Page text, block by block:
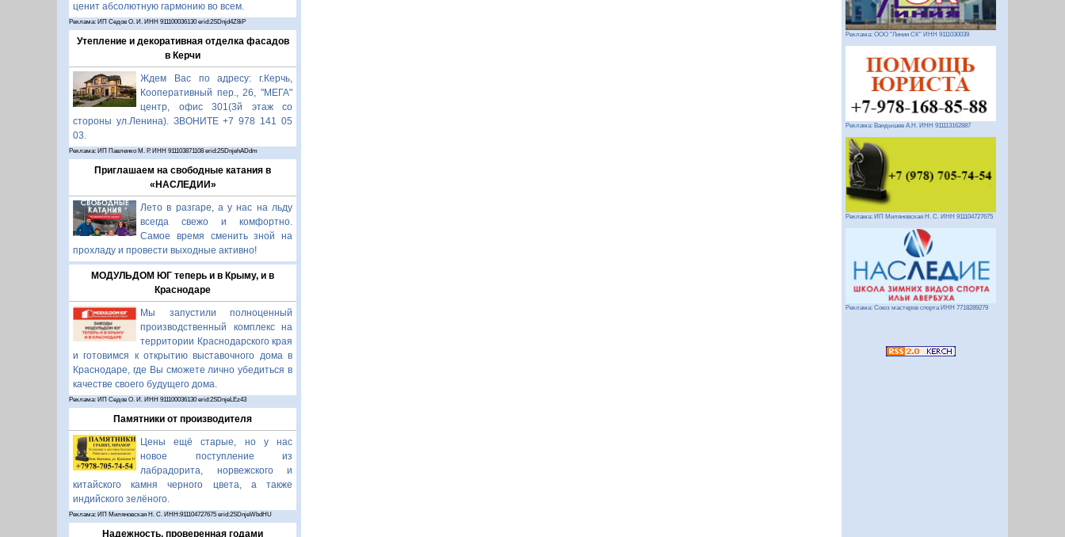
ценит абсолютную гармонию во всем.
Реклама: ИП Седов О. И. ИНН 911100036130 erid:2SDnjd4Z8iP
Утепление и декоративная отделка фасадов
в Керчи
Ждем Вас по адресу: г.Керчь,
Кооперативный пер., 26, "МЕГА"
центр, офис 301(3й этаж со
стороны ул.Ленина). ЗВОНИТЕ +7 978 141 05
03.
Реклама: ИП Павленко М. Р. ИНН 911103871108 erid:2SDnjehADdm
Приглашаем на свободные катания в
«НАСЛЕДИИ»
Лето в разгаре, а у нас на льду
всегда свежо и комфортно.
Самое время сменить зной на
прохладу и провести выходные активно!
МОДУЛЬДОМ ЮГ теперь и в Крыму, и в
Краснодаре
Мы запустили полноценный
производственный комплекс на
территории Краснодарского края
и готовимся к открытию выставочного дома в
Краснодаре, где Вы сможете лично убедиться в
качестве своего будущего дома.
Реклама: ИП Седов О. И. ИНН 911100036130 erid:2SDnjeLEz43
Памятники от производителя
Цены ещё старые, но у нас
новое поступление из
лабрадорита, норвежского и
китайского камня черного цвета, а также
индийского зелёного.
Реклама: ИП Миляновская Н. С. ИНН:911104727675 erid:2SDnjeWbdHU
Надежность, проверенная годами
Реклама: ООО "Линия СК" ИНН 9111030039
Реклама: Вандышев А.Н. ИНН 911113162887
Реклама: ИП Миляновская Н. С. ИНН 911104727675
Реклама: Союз мастеров спорта ИНН 7718289279